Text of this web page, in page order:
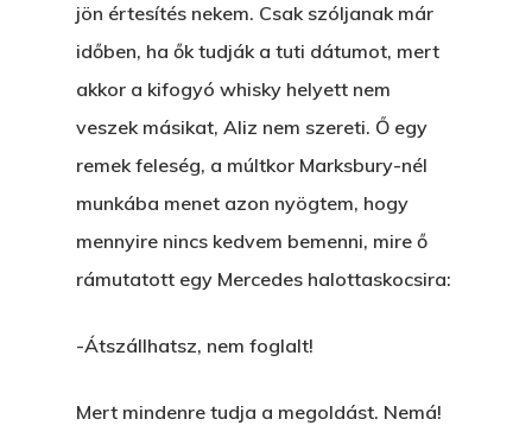
jön értesítés nekem. Csak szóljanak már
időben, ha ők tudják a tuti dátumot, mert
akkor a kifogyó whisky helyett nem
veszek másikat, Aliz nem szereti. Ő egy
remek feleség, a múltkor Marksbury-nél
munkába menet azon nyögtem, hogy
mennyire nincs kedvem bemenni, mire ő
rámutatott egy Mercedes halottaskocsira:
-Átszállhatsz, nem foglalt!
Mert mindenre tudja a megoldást. Nemá!
Hogyan Tudta Feladni
Kartalherczeghy